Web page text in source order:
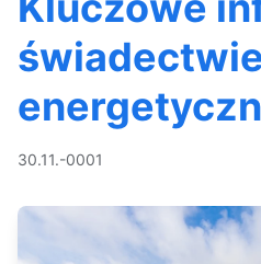
30.11.-0001